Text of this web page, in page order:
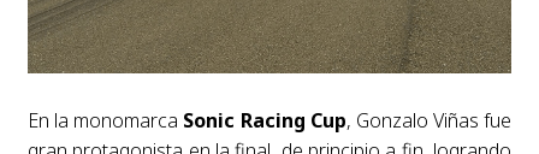
En la monomarca Sonic Racing Cup, Gonzalo Viñas fue